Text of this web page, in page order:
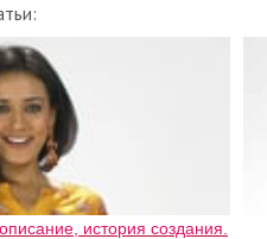
история создания.